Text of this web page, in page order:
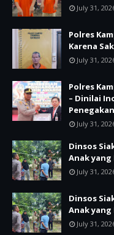
July 31,
Polres
Karena
July 31,
Polres
– Dinilai
July 31,
Dinsos
Anak yang
July 31,
Dinsos
Anak yang
July 31,